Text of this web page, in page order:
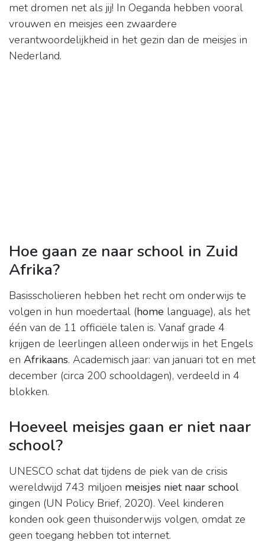
met dromen net als jij! In Oeganda hebben vooral
vrouwen en meisjes een zwaardere
verantwoordelijkheid in het gezin dan de meisjes in
Nederland.
Hoe gaan ze naar school in Zuid
Afrika?
Basisscholieren hebben het recht om onderwijs te
volgen in hun moedertaal (home language), als het
één van de 11 officiële talen is. Vanaf grade 4
krijgen de leerlingen alleen onderwijs in het Engels
en Afrikaans. Academisch jaar: van januari tot en met
december (circa 200 schooldagen), verdeeld in 4
blokken.
Hoeveel meisjes gaan er niet naar
school?
UNESCO schat dat tijdens de piek van de crisis
wereldwijd 743 miljoen meisjes niet naar school
gingen (UN Policy Brief, 2020). Veel kinderen
konden ook geen thuisonderwijs volgen, omdat ze
geen toegang hebben tot internet.